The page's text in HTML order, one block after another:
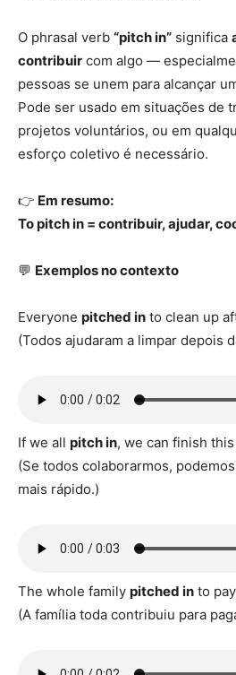
O phrasal verb “pitch in” significa
contribuir com algo —
pessoas se unem para alcançar
Pode ser usado em situações de
projetos voluntários, ou em
esforço coletivo é necessário.
👉 Em resumo:
To pitch in = contribuir, ajudar,
💬 Exemplos no contexto
Everyone pitched in to clean up
(Todos ajudaram a limpar depois
If we all pitch in, we can finish
(Se todos colaborarmos,
mais rápido.)
The whole family pitched in to
(A família toda contribuiu para